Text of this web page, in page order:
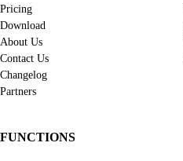
Pricing
Download
About Us
Contact Us
Changelog
Partners
FUNCTIONS